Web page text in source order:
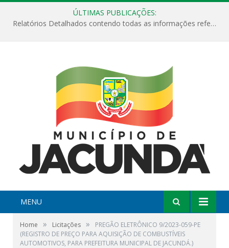
ÚLTIMAS PUBLICAÇÕES:
Relatórios Detalhados contendo todas as informações referentes a execução de recursos destinados ao fomento de projetos culturais no Município de Jacundá entre os anos de 2022 ao presente ano de 2026.
MENU
Home » Licitações »
PREGÃO ELETRÔNICO 9/2023-059-PE
(REGISTRO DE PREÇO PARA AQUISIÇÃO DE COMBUSTÍVEIS
AUTOMOTIVOS, PARA PREFEITURA MUNICIPAL DE JACUNDÁ.)